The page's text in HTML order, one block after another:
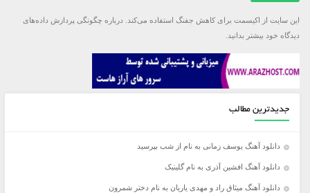
این سایت از اکیسمت برای کاهش جفنگ استفاده می‌کند. درباره چگونگی پردازش داده‌های
دیدگاه خود بیشتر بدانید.
جدیدترین مطالب
دانلود آهنگ یوسف زمانی به نام از شب بپرسید
دانلود آهنگ افشین آذری به نام گلینیک
دانلود آهنگ میثاق راد و مهدی یاریان به نام دختر شمرون